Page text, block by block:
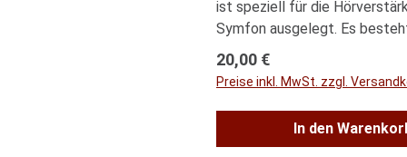
im Theater oder im Auto?
von Bellman&Symfon genau
Wahl für Ärzte und
Seniorenheimen, Arztpraxen
für Sie richtig ist? Hier
ist speziell für die
Symfon ausgelegt. Es
Segeltuch und hat einen
Bellman & Symfon
cm Gewicht: 220 g
Regulärer Preis:
20,00 €
Preise inkl. MwSt. zzgl.
In den